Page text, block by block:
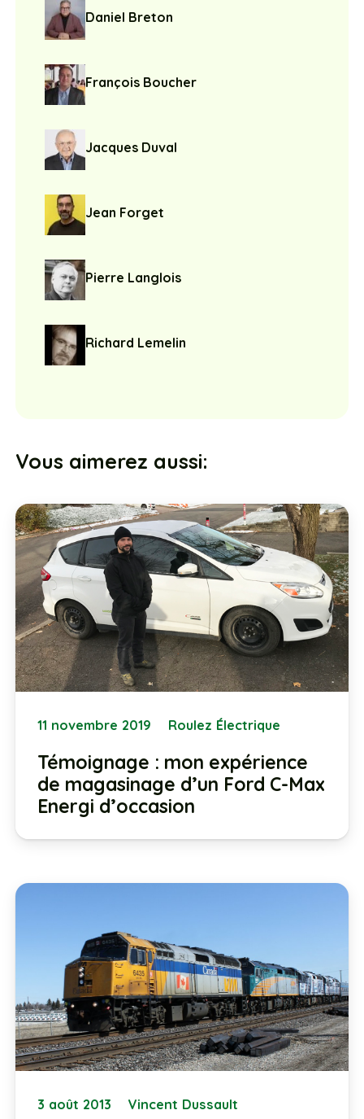
Daniel Breton
François Boucher
Jacques Duval
Jean Forget
Pierre Langlois
Richard Lemelin
Vous aimerez aussi:
11 novembre 2019 Roulez Électrique
Témoignage : mon expérience
de magasinage d’un Ford C-Max
Energi d’occasion
3 août 2013 Vincent Dussault